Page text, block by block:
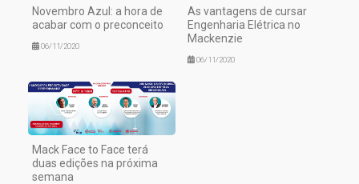
Novembro Azul: a hora de
acabar com o preconceito
06/11/2020
As vantagens de cursar
Engenharia Elétrica no
Mackenzie
06/11/2020
Mack Face to Face terá
duas edições na próxima
semana